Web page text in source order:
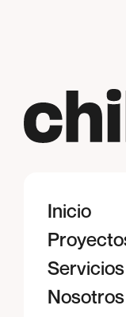
Inicio
Inicio
Proyectos
Servicios
Servicios
Nosotros